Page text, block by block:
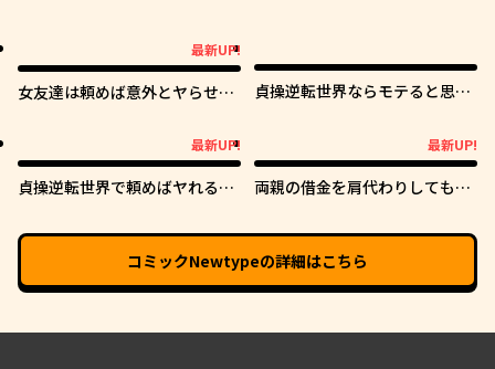
最新UP!
女友達は頼めば意外とヤらせて
貞操逆転世界ならモテると思っ
最新UP!
貞操逆転世界で頼めばヤれると
最新UP!
両親の借金を肩代わりしてもら
と一緒に暮らすことでした。
コミックNewtypeの詳細はこちら